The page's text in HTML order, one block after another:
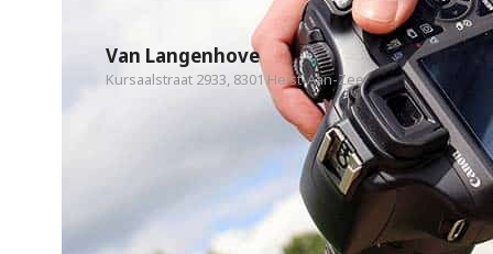
Van Langenhove
Kursaalstraat 2933, 8301 Heist-Aan-Zee